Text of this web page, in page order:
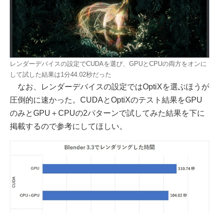
レンダーデバイスの設定でCUDAを選び、GPUとCPUの両方をオンに
して試した結果は1分44.02秒だった
なお、レンダーデバイスの設定ではOptiXを選ぶほうが
圧倒的に速かった。CUDAとOptiXのテスト結果をGPU
のみとGPU＋CPUの2パターンで試してみた結果を下に
掲載するので参考にしてほしい。